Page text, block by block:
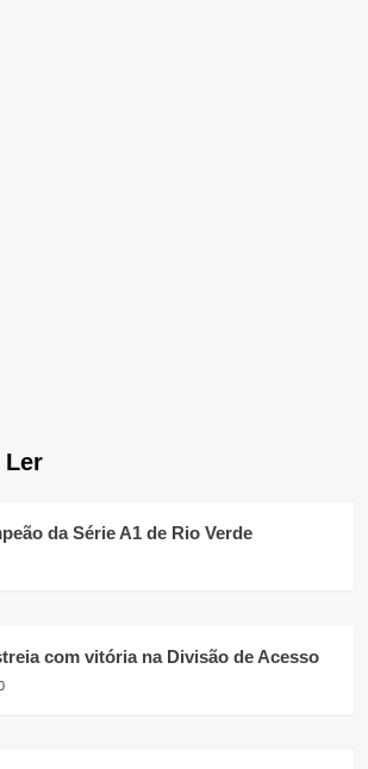
Ler
da Série A1 de Rio Verde
com vitória na Divisão de Acesso